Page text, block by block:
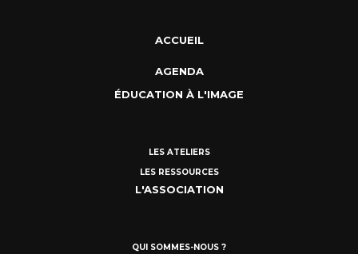
ACCUEIL
AGENDA
ÉDUCATION À L'IMAGE
LES ATELIERS
LES RESSOURCES
L'ASSOCIATION
QUI SOMMES-NOUS ?